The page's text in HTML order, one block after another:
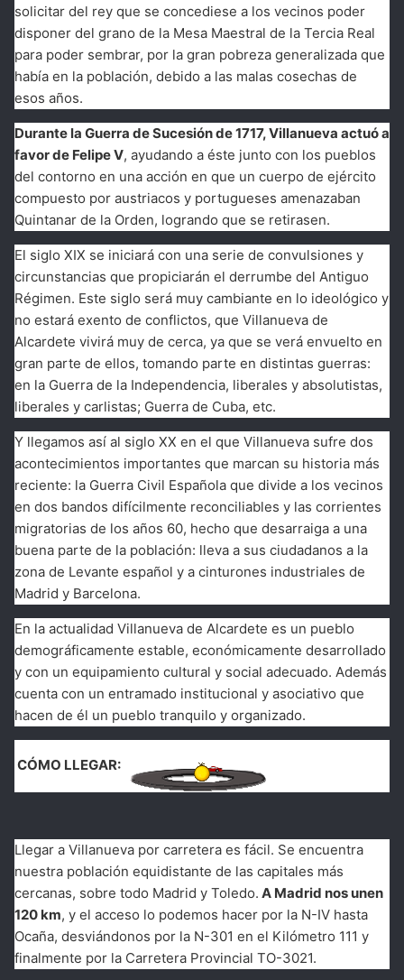
solicitar del rey que se concediese a los vecinos poder
disponer del grano de la Mesa Maestral de la Tercia Real
para poder sembrar, por la gran pobreza generalizada que
había en la población, debido a las malas cosechas de
esos años.
Durante la Guerra de Sucesión de 1717, Villanueva actuó a
favor de Felipe V, ayudando a éste junto con los pueblos
del contorno en una acción en que un cuerpo de ejército
compuesto por austriacos y portugueses amenazaban
Quintanar de la Orden, logrando que se retirasen.
El siglo XIX se iniciará con una serie de convulsiones y
circunstancias que propiciarán el derrumbe del Antiguo
Régimen. Este siglo será muy cambiante en lo ideológico y
no estará exento de conflictos, que Villanueva de
Alcardete vivirá muy de cerca, ya que se verá envuelto en
gran parte de ellos, tomando parte en distintas guerras:
en la Guerra de la Independencia, liberales y absolutistas,
liberales y carlistas; Guerra de Cuba, etc.
Y llegamos así al siglo XX en el que Villanueva sufre dos
acontecimientos importantes que marcan su historia más
reciente: la Guerra Civil Española que divide a los vecinos
en dos bandos difícilmente reconciliables y las corrientes
migratorias de los años 60, hecho que desarraiga a una
buena parte de la población: lleva a sus ciudadanos a la
zona de Levante español y a cinturones industriales de
Madrid y Barcelona.
En la actualidad Villanueva de Alcardete es un pueblo
demográficamente estable, económicamente desarrollado
y con un equipamiento cultural y social adecuado. Además
cuenta con un entramado institucional y asociativo que
hacen de él un pueblo tranquilo y organizado.
CÓMO LLEGAR:
Llegar a Villanueva por carretera es fácil. Se encuentra
nuestra población equidistante de las capitales más
cercanas, sobre todo Madrid y Toledo. A Madrid nos unen
120 km, y el acceso lo podemos hacer por la N-IV hasta
Ocaña, desviándonos por la N-301 en el Kilómetro 111 y
finalmente por la Carretera Provincial TO-3021.